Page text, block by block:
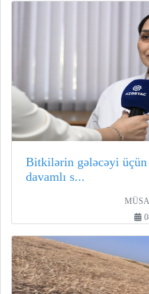
Bitkilərin gələcəyi üçün
davamlı s...